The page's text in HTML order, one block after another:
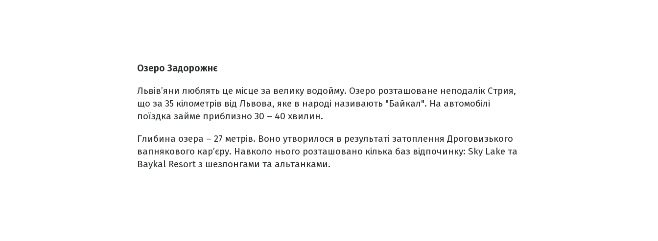
Озеро Задорожнє
Львів’яни люблять це місце за велику водойму. Озеро розташоване неподалік Стрия,
що за 35 кілометрів від Львова, яке в народі називають "Байкал". На автомобілі
поїздка займе приблизно 30 – 40 хвилин.
Глибина озера – 27 метрів. Воно утворилося в результаті затоплення Дроговизького
вапнякового кар’єру. Навколо нього розташовано кілька баз відпочинку: Sky Lake та
Baykal Resort з шезлонгами та альтанками.